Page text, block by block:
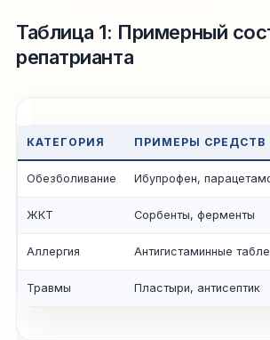
Таблица 1: Примерный
репатрианта
КАТЕГОРИЯ ПРИМЕРЫ СРЕДСТВ
Обезболивание Ибупрофен,
ЖКТ Сорбенты, ферменты
Аллергия Антигистаминные
Травмы Пластыри, антисептик